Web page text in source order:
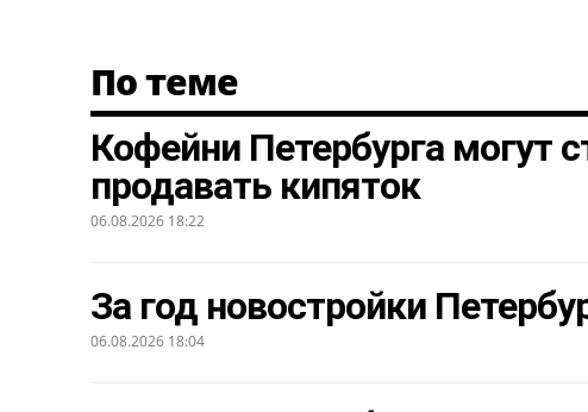
По теме
Кофейни Петербурга могут
продавать кипяток
06.08.2026 18:22
За год новостройки
06.08.2026 18:04